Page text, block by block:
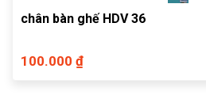
chân bàn ghế HDV 36
100.000 ₫